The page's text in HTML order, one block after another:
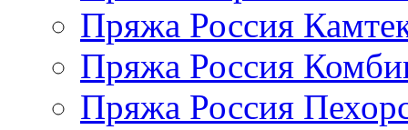
Пряжа Россия
Пряжа Россия
Пряжа Россия